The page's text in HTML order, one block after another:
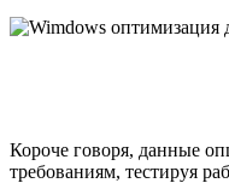
Короче говоря, данные
требованиям, тестируя